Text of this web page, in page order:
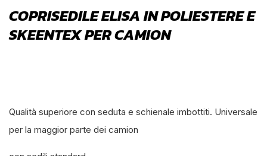
COPRISEDILE ELISA IN POLIESTERE E
SKEENTEX PER CAMION
Qualità superiore con seduta e schienale imbottiti. Universale
per la maggior parte dei camion